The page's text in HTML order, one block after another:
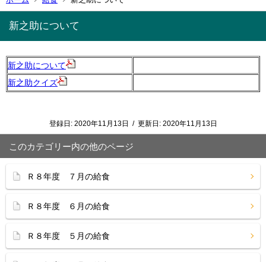
新之助について
新之助について
新之助クイズ
登録日: 2020年11月13日 / 更新日: 2020年11月13日
このカテゴリー内の他のページ
Ｒ８年度 ７月の給食
Ｒ８年度 ６月の給食
Ｒ８年度 ５月の給食